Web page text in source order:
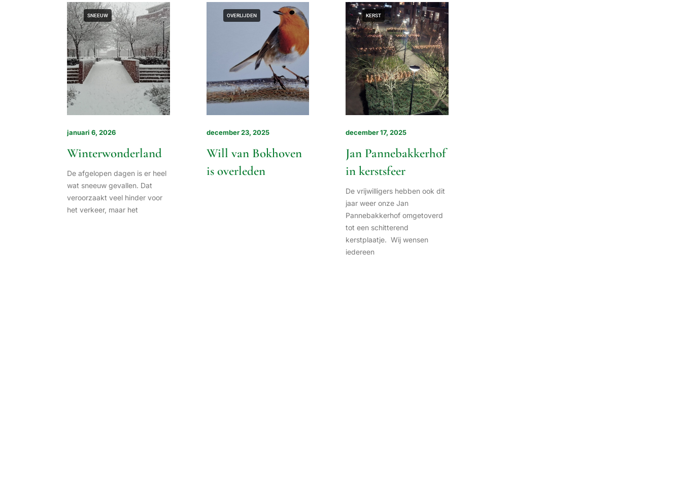
SNEEUW
januari 6, 2026
Winterwonderland
De afgelopen dagen is er heel
wat sneeuw gevallen. Dat
veroorzaakt veel hinder voor
het verkeer, maar het
OVERLIJDEN
december 23, 2025
Will van Bokhoven
is overleden
KERST
december 17, 2025
Jan Pannebakkerhof
in kerstsfeer
De vrijwilligers hebben ook dit
jaar weer onze Jan
Pannebakkerhof omgetoverd
tot een schitterend
kerstplaatje. Wij wensen
iedereen